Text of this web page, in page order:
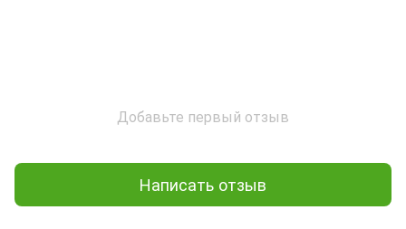
Добавьте первый отзыв
Написать отзыв